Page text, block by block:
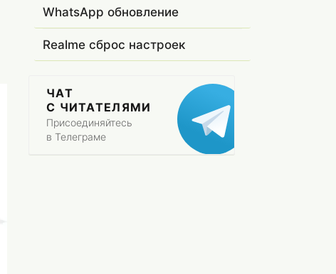
WhatsApp обновление
Realme сброс настроек
ЧАТ
С ЧИТАТЕЛЯМИ
Присоединяйтесь
в Телеграме